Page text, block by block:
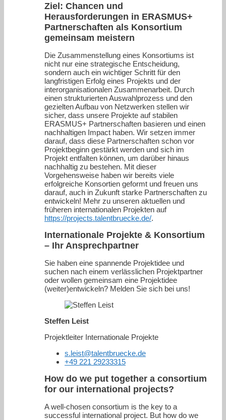
Ziel: Chancen und
Herausforderungen in ERASMUS+
Partnerschaften als Konsortium
gemeinsam meistern
Die Zusammenstellung eines Konsortiums ist
nicht nur eine strategische Entscheidung,
sondern auch ein wichtiger Schritt für den
langfristigen Erfolg eines Projekts und der
interorganisationalen Zusammenarbeit. Durch
einen strukturierten Auswahlprozess und den
gezielten Aufbau von Netzwerken stellen wir
sicher, dass unsere Projekte auf stabilen
ERASMUS+ Partnerschaften basieren und einen
nachhaltigen Impact haben. Wir setzen immer
darauf, dass diese Partnerschaften schon vor
Projektbeginn gestärkt werden und sich im
Projekt entfalten können, um darüber hinaus
nachhaltig zu bestehen. Mit dieser
Vorgehensweise haben wir bereits viele
erfolgreiche Konsortien geformt und freuen uns
darauf, auch in Zukunft starke Partnerschaften zu
entwickeln! Mehr zu unseren aktuellen und
früheren internationalen Projekten auf
https://projects.talentbruecke.de/.
Internationale Projekte & Konsortium
– Ihr Ansprechpartner
Sie haben eine spannende Projektidee und
suchen nach einem verlässlichen Projektpartner
oder wollen gemeinsam eine Projektidee
(weiter)entwickeln? Melden Sie sich bei uns!
Steffen Leist
Projektleiter Internationale Projekte
s.leist@talentbruecke.de
+49 221 29233315
How do we put together a consortium
for our international projects?
A well-chosen consortium is the key to a
successful international project. But how do we